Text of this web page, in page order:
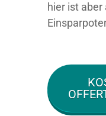
hier ist aber